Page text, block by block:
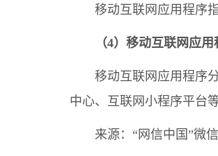
移动互联网应用程序
（4）移动互联网应
移动互联网应用程序
中心、互联网小程序平台等
来源： “网信中国”微